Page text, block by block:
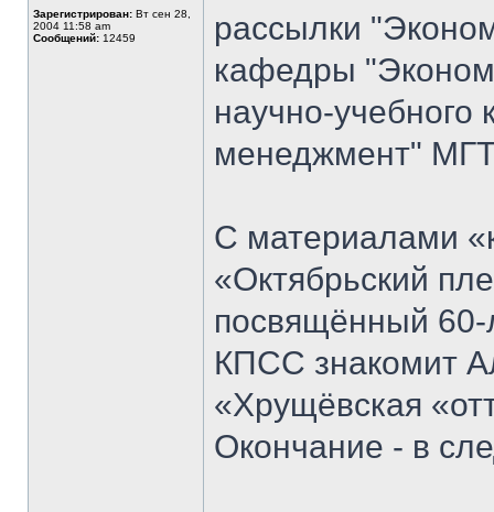
Зарегистрирован: Вт сен 28,
2004 11:58 am
Сообщений: 12459
рассылки
кафедры
научно-
менеджмент"
С материалами
«Октябрьский
посвящённый 60-
КПСС знакомит
«Хрущёвская
Окончание - в